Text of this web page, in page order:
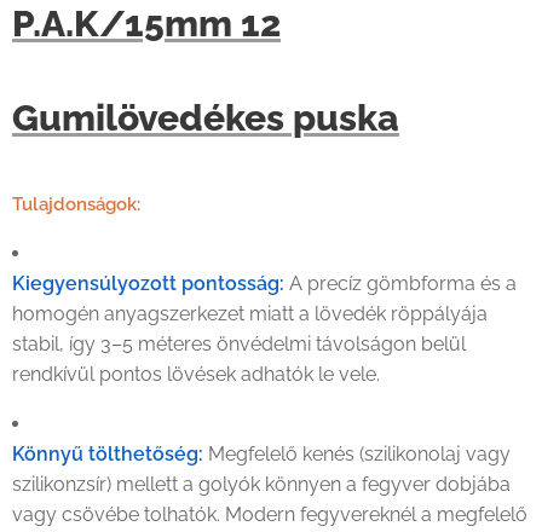
P.A.K/15mm 12
Gumilövedékes puska
Tulajdonságok:
Kiegyensúlyozott pontosság: A precíz gömbforma és a
homogén anyagszerkezet miatt a lövedék röppályája
stabil, így 3–5 méteres önvédelmi távolságon belül
rendkívül pontos lövések adhatók le vele.
Könnyű tölthetőség: Megfelelő kenés (szilikonolaj vagy
szilikonzsír) mellett a golyók könnyen a fegyver dobjába
vagy csövébe tolhatók. Modern fegyvereknél a megfelelő